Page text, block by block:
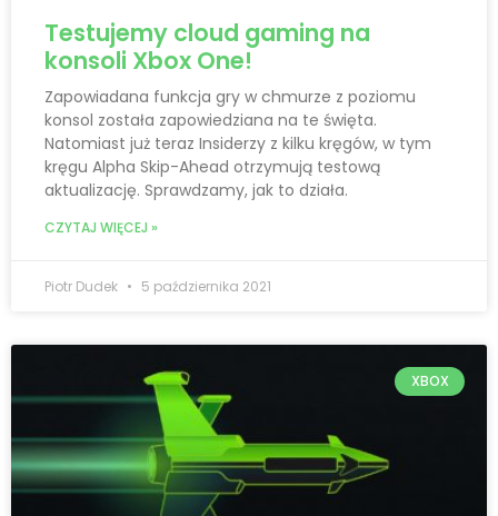
Testujemy cloud gaming na
konsoli Xbox One!
Zapowiadana funkcja gry w chmurze z poziomu
konsol została zapowiedziana na te święta.
Natomiast już teraz Insiderzy z kilku kręgów, w tym
kręgu Alpha Skip-Ahead otrzymują testową
aktualizację. Sprawdzamy, jak to działa.
CZYTAJ WIĘCEJ »
Piotr Dudek 5 października 2021
XBOX